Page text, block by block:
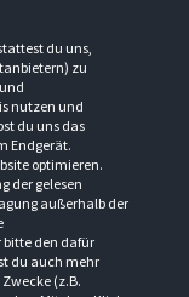
du uns,
zu
nutzen und
du uns das
Endgerät.
optimieren.
der gelesen
außerhalb der
bitte den dafür
du auch mehr
(z.B.